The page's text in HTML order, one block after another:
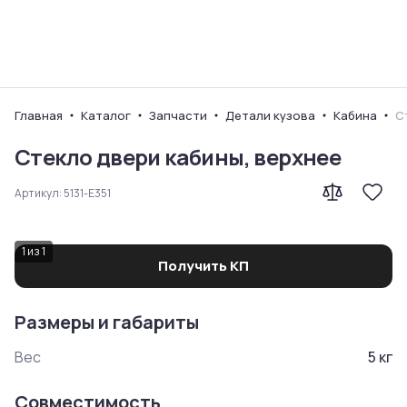
Главная Каталог Запчасти Детали кузова Кабина
Стекло двери кабины, верхнее
Артикул: 5131-E351
1 из1
Получить КП
Размеры и габариты
Вес 5 кг
Совместимость